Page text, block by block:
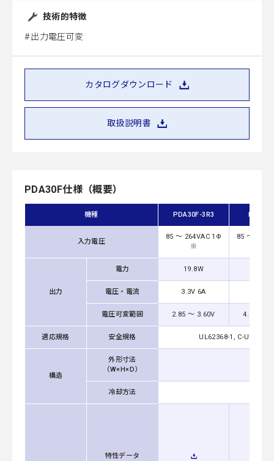
技術的特徴
出力電圧可変
カタログダウンロード
取扱説明書
PDA30F仕様（概要）
機種 PDA30F-3R3
入力電圧
85 ～ 264VAC 1Φ
※
85 ～
出力
電力 19.8W
電圧・電流 3.3V 6A
電圧可変範囲 2.85 ～ 3.60V 4.50 ～
適応規格 安全規格 UL62368-1, C-UL
構造
外形寸法
（W×H×D）
冷却方法
特性データ